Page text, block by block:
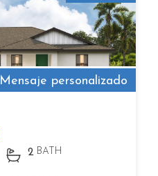
Mensaje personalizado
2 BATH